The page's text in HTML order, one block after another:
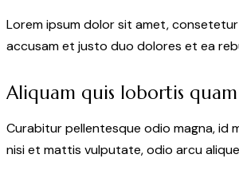
Lorem ipsum dolor sit amet,
accusam et justo duo dolores et ea
Aliquam quis lobortis quam
Curabitur pellentesque odio magna, id
nisi et mattis vulputate, odio arcu